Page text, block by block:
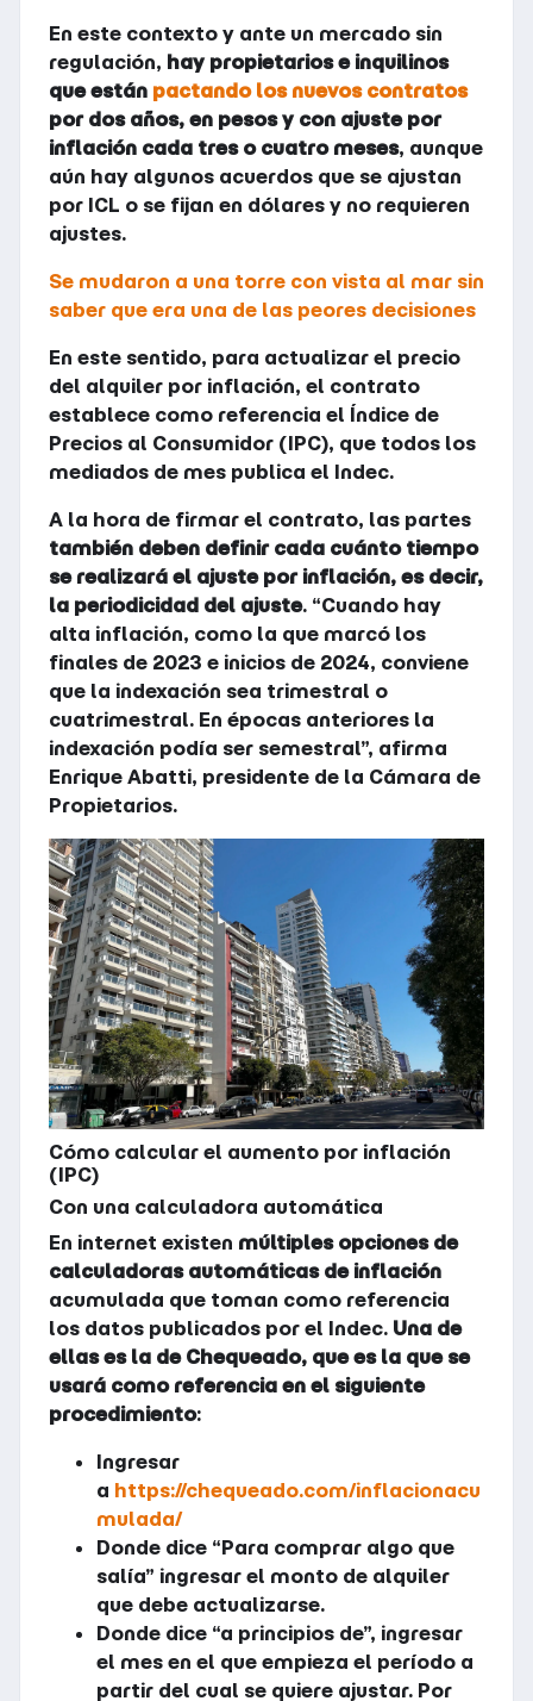
En este contexto y ante un mercado sin
regulación, hay propietarios e inquilinos
que están pactando los nuevos contratos
por dos años, en pesos y con ajuste por
inflación cada tres o cuatro meses, aunque
aún hay algunos acuerdos que se ajustan
por ICL o se fijan en dólares y no requieren
ajustes.
Se mudaron a una torre con vista al mar sin
saber que era una de las peores decisiones
En este sentido, para actualizar el precio
del alquiler por inflación, el contrato
establece como referencia el Índice de
Precios al Consumidor (IPC), que todos los
mediados de mes publica el Indec.
A la hora de firmar el contrato, las partes
también deben definir cada cuánto tiempo
se realizará el ajuste por inflación, es decir,
la periodicidad del ajuste. “Cuando hay
alta inflación, como la que marcó los
finales de 2023 e inicios de 2024, conviene
que la indexación sea trimestral o
cuatrimestral. En épocas anteriores la
indexación podía ser semestral”, afirma
Enrique Abatti, presidente de la Cámara de
Propietarios.
Cómo calcular el aumento por inflación
(IPC)
Con una calculadora automática
En internet existen múltiples opciones de
calculadoras automáticas de inflación
acumulada que toman como referencia
los datos publicados por el Indec. Una de
ellas es la de Chequeado, que es la que se
usará como referencia en el siguiente
procedimiento:
Ingresar
a https://chequeado.com/inflacionacu
mulada/
Donde dice “Para comprar algo que
salía” ingresar el monto de alquiler
que debe actualizarse.
Donde dice “a principios de”, ingresar
el mes en el que empieza el período a
partir del cual se quiere ajustar. Por